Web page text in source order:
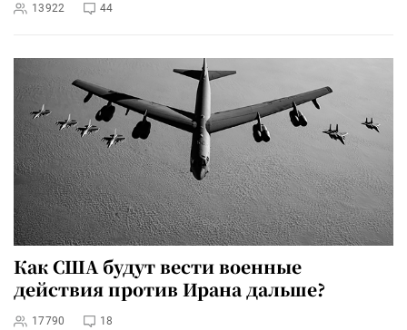
13922 44
Как США будут вести военные
действия против Ирана дальше?
17790 18